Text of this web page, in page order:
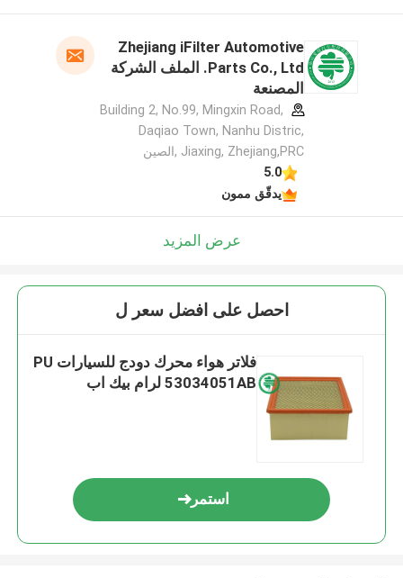
Zhejiang iFilter Automotive
Parts Co., Ltd. الملف الشركة
المصنعة
Building 2, No.99, Mingxin Road,
Daqiao Town, Nanhu Distric,
Jiaxing, Zhejiang,PRC ,الصين
5.0
يدقّق ممون
عرض المزيد
احصل على افضل سعر ل
فلاتر هواء محرك دودج للسيارات PU
53034051AB لرام بيك اب
استمر